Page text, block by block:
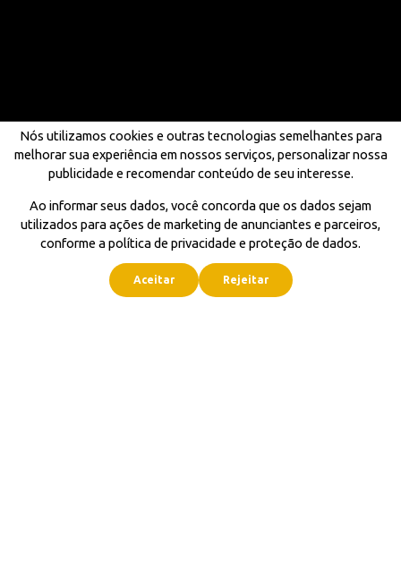
Nós utilizamos cookies e outras tecnologias semelhantes para
melhorar sua experiência em nossos serviços, personalizar nossa
publicidade e recomendar conteúdo de seu interesse.
Ao informar seus dados, você concorda que os dados sejam
utilizados para ações de marketing de anunciantes e parceiros,
conforme a política de privacidade e proteção de dados.
Aceitar Rejeitar